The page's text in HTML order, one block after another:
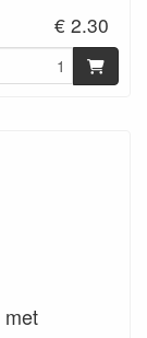
€ 2.30
met